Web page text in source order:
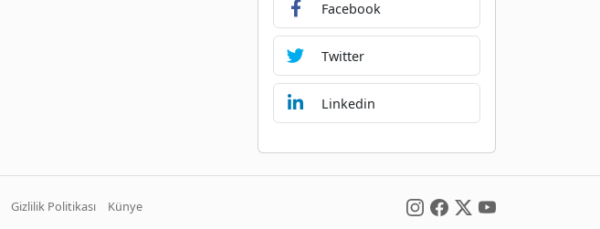
Facebook
Twitter
Linkedin
Gizlilik Politikası Künye